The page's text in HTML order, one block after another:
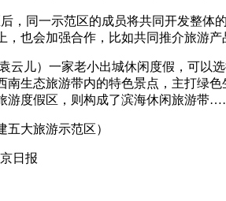
同一示范区的成员将共同开发整体
，也会加强合作，比如共同推介旅游
儿）一家老小出城休闲度假，可以选
南生态旅游带内的特色景点，主打绿
游度假区，则构成了滨海休闲旅游带
五大旅游示范区）
日报